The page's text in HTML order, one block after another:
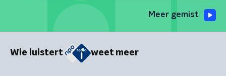
Meer gemist
Wie luistert weet meer